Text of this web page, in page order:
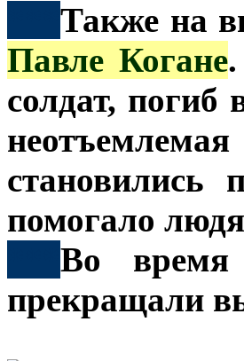
Также на
Павле Когане
солдат, погиб
становились
помогало
Во время
прекращали